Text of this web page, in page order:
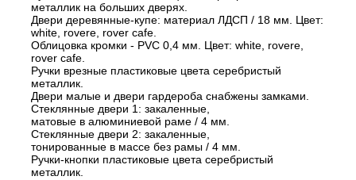
металлик на больших дверях.
Двери деревянные-купе: материал ЛДСП / 18 мм. Цвет:
white, rovere, rover cafe.
Облицовка кромки - PVC 0,4 мм. Цвет: white, rovere,
rover cafe.
Ручки врезные пластиковые цвета серебристый
металлик.
Двери малые и двери гардероба снабжены замками.
Стеклянные двери 1: закаленные,
матовые в алюминиевой раме / 4 мм.
Стеклянные двери 2: закаленные,
тонированные в массе без рамы / 4 мм.
Ручки-кнопки пластиковые цвета серебристый
металлик.